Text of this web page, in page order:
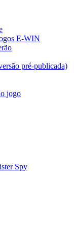
E-WIN
pré-publicada)
jogo
Spy